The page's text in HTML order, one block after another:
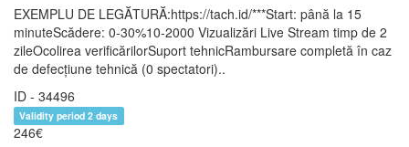
EXEMPLU DE LEGĂTURĂ:https://tach.id/***Start: până la 15
minuteScădere: 0-30%10-2000 Vizualizări Live Stream timp de 2
zileOcolirea verificărilorSuport tehnicRambursare completă în caz
de defecțiune tehnică (0 spectatori)..
ID - 34496
Validity period 2 days
246€